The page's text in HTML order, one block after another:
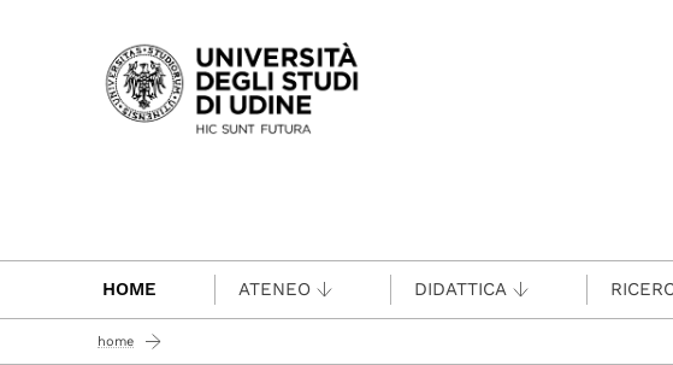
Passa al contenuto principale
HOME ATENEO DIDATTICA
home